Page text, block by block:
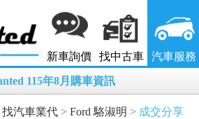
新車詢價 找中古車 汽車服務
115年8月購車資訊
找汽車業代 > Ford 駱淑明 > 成交分享